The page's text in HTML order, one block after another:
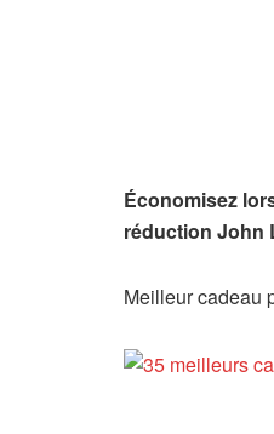
Économisez
réduction John
Meilleur cadeau